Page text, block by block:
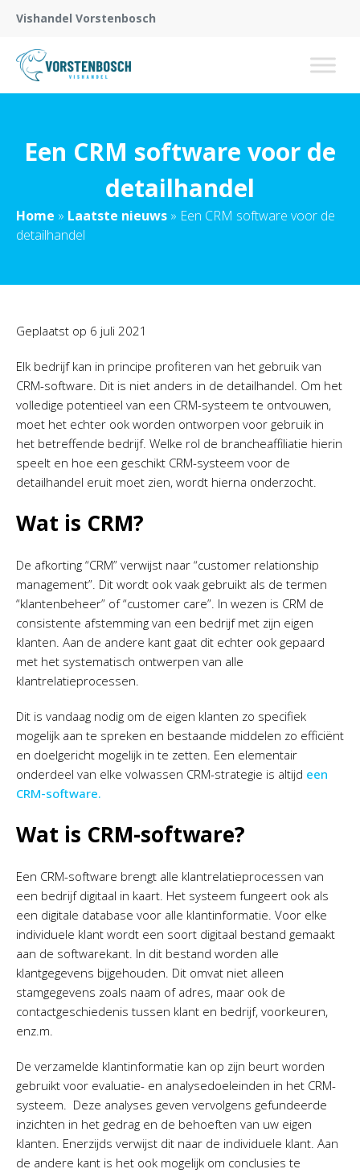
Vishandel Vorstenbosch
Een CRM software voor de
detailhandel
Home » Laatste nieuws » Een CRM software voor de
detailhandel
Geplaatst op 6 juli 2021
Elk bedrijf kan in principe profiteren van het gebruik van
CRM-software. Dit is niet anders in de detailhandel. Om het
volledige potentieel van een CRM-systeem te ontvouwen,
moet het echter ook worden ontworpen voor gebruik in
het betreffende bedrijf. Welke rol de brancheaffiliatie hierin
speelt en hoe een geschikt CRM-systeem voor de
detailhandel eruit moet zien, wordt hierna onderzocht.
Wat is CRM?
De afkorting “CRM” verwijst naar “customer relationship
management”. Dit wordt ook vaak gebruikt als de termen
“klantenbeheer” of “customer care”. In wezen is CRM de
consistente afstemming van een bedrijf met zijn eigen
klanten. Aan de andere kant gaat dit echter ook gepaard
met het systematisch ontwerpen van alle
klantrelatieprocessen.
Dit is vandaag nodig om de eigen klanten zo specifiek
mogelijk aan te spreken en bestaande middelen zo efficiënt
en doelgericht mogelijk in te zetten. Een elementair
onderdeel van elke volwassen CRM-strategie is altijd een
CRM-software.
Wat is CRM-software?
Een CRM-software brengt alle klantrelatieprocessen van
een bedrijf digitaal in kaart. Het systeem fungeert ook als
een digitale database voor alle klantinformatie. Voor elke
individuele klant wordt een soort digitaal bestand gemaakt
aan de softwarekant. In dit bestand worden alle
klantgegevens bijgehouden. Dit omvat niet alleen
stamgegevens zoals naam of adres, maar ook de
contactgeschiedenis tussen klant en bedrijf, voorkeuren,
enz.m.
De verzamelde klantinformatie kan op zijn beurt worden
gebruikt voor evaluatie- en analysedoeleinden in het CRM-
systeem. Deze analyses geven vervolgens gefundeerde
inzichten in het gedrag en de behoeften van uw eigen
klanten. Enerzijds verwijst dit naar de individuele klant. Aan
de andere kant is het ook mogelijk om conclusies te